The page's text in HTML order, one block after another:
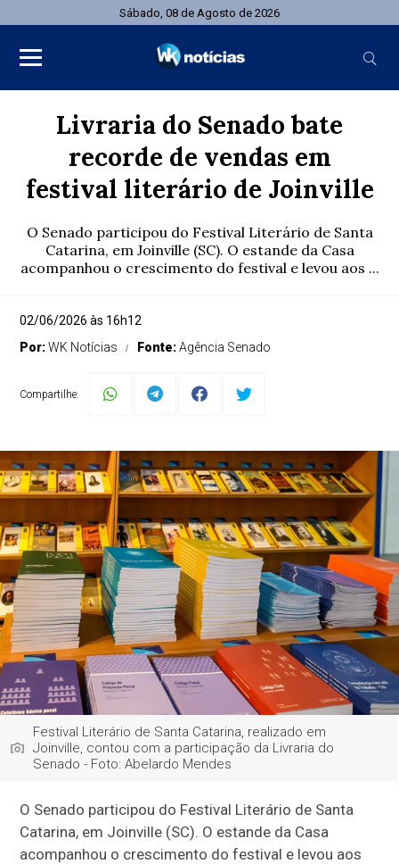
Sábado, 08 de Agosto de 2026
Livraria do Senado bate
recorde de vendas em
festival literário de Joinville
O Senado participou do Festival Literário de Santa
Catarina, em Joinville (SC). O estande da Casa
acompanhou o crescimento do festival e levou aos ...
02/06/2026 às 16h12
Por:WK Notícias Fonte:Agência Senado
Compartilhe:
Festival Literário de Santa Catarina, realizado em
Joinville, contou com a participação da Livraria do
Senado - Foto: Abelardo Mendes
O Senado participou do Festival Literário de Santa
Catarina, em Joinville (SC). O estande da Casa
acompanhou o crescimento do festival e levou aos